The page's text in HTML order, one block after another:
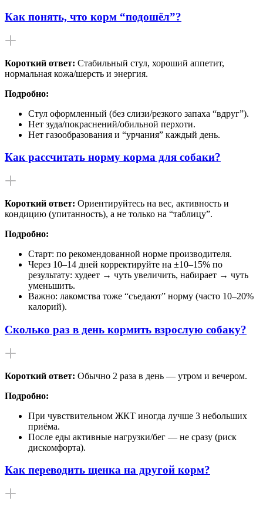
Как понять, что корм “подошёл”?
Короткий ответ: Стабильный стул, хороший аппетит,
нормальная кожа/шерсть и энергия.
Подробно:
Стул оформленный (без слизи/резкого запаха “вдруг”).
Нет зуда/покраснений/обильной перхоти.
Нет газообразования и “урчания” каждый день.
Как рассчитать норму корма для собаки?
Короткий ответ: Ориентируйтесь на вес, активность и
кондицию (упитанность), а не только на “таблицу”.
Подробно:
Старт: по рекомендованной норме производителя.
Через 10–14 дней корректируйте на ±10–15% по
результату: худеет → чуть увеличить, набирает → чуть
уменьшить.
Важно: лакомства тоже “съедают” норму (часто 10–20%
калорий).
Сколько раз в день кормить взрослую собаку?
Короткий ответ: Обычно 2 раза в день — утром и вечером.
Подробно:
При чувствительном ЖКТ иногда лучше 3 небольших
приёма.
После еды активные нагрузки/бег — не сразу (риск
дискомфорта).
Как переводить щенка на другой корм?